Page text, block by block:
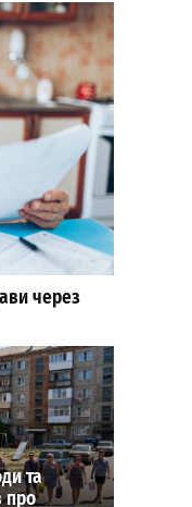
через
та
про